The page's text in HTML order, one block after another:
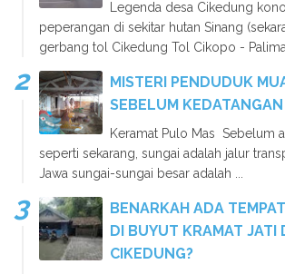
Legenda desa Cikedung
peperangan di sekitar hutan Sinang
gerbang tol Cikedung Tol Cikopo -
MISTERI PENDUDUK
SEBELUM
Keramat Pulo Mas Sebelum
seperti sekarang, sungai adalah jalur
Jawa sungai-sungai besar adalah ...
BENARKAH ADA
DI BUYUT KRAMAT JATI
CIKEDUNG?